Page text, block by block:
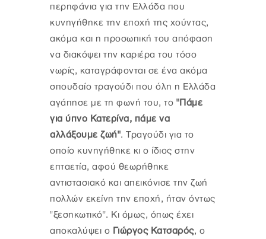
περηφάνια για την Ελλάδα που
κυνηγήθηκε την εποχή της χούντας,
ακόμα και η προσωπική του απόφαση
να διακόψει την καριέρα του τόσο
νωρίς, καταγράφονται σε ένα ακόμα
σπουδαίο τραγούδι που όλη η Ελλάδα
αγάπησε με τη φωνή του, το "Πάμε
για ύπνο Κατερίνα, πάμε να
αλλάξουμε ζωή". Τραγούδι για το
οποίο κυνηγήθηκε κι ο ίδιος στην
επταετία, αφού θεωρήθηκε
αντιστασιακό και απεικόνισε την ζωή
πολλών εκείνη την εποχή, ήταν όντως
"ξεσηκωτικό". Κι όμως, όπως έχει
αποκαλύψει ο Γιώργος Κατσαρός, ο